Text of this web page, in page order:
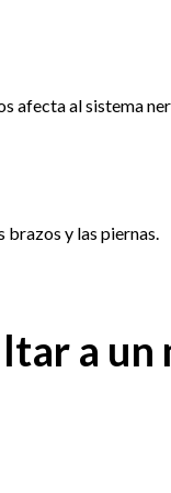
afecta al sistema
brazos y las piernas.
a un